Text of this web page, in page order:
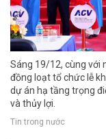
Sáng 19/12, cùng với
đồng loạt tổ chức lễ
dự án hạ tầng trọng
và thủy lợi.
Tin trong nước